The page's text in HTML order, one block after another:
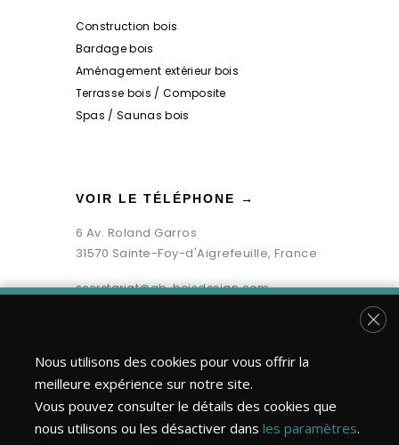
Construction bois
Bardage bois
Aménagement extérieur bois
Terrasse bois / Composite
Spas / Saunas bois
VOIR LE TÉLÉPHONE →
6 Av. Roland Garros
31570 Sainte-Foy-d'Aigrefeuille, France
secretariat@gb-boisdesign.com
Nous utilisons des cookies pour vous offrir la
meilleure expérience sur notre site.
Vous pouvez consulter le détails des cookies que
nous utilisons ou les désactiver dans les paramètres.